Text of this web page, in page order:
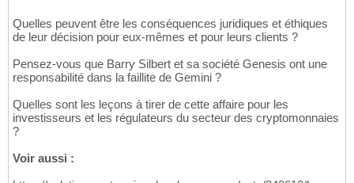
Quelles peuvent être les conséquences juridiques et éthiques
de leur décision pour eux-mêmes et pour leurs clients ?
Pensez-vous que Barry Silbert et sa société Genesis ont une
responsabilité dans la faillite de Gemini ?
Quelles sont les leçons à tirer de cette affaire pour les
investisseurs et les régulateurs du secteur des cryptomonnaies
?
Voir aussi :